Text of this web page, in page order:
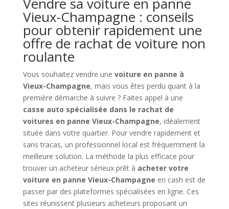
Vieux-Champagne : conseils
pour obtenir rapidement une
offre de rachat de voiture non
roulante
Vous souhaitez vendre une voiture en panne à
Vieux-Champagne, mais vous êtes perdu quant à la
première démarche à suivre ? Faites appel à une
casse auto spécialisée dans le rachat de
voitures en panne Vieux-Champagne, idéalement
située dans votre quartier. Pour vendre rapidement et
sans tracas, un professionnel local est fréquemment la
meilleure solution. La méthode la plus efficace pour
trouver un acheteur sérieux prêt à acheter votre
voiture en panne Vieux-Champagne en cash est de
passer par des plateformes spécialisées en ligne. Ces
sites réunissent plusieurs acheteurs proposant un